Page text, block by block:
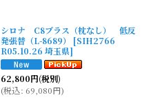
シロナ C8プラス（枕なし） 低反
発張替（L-8689）
[SIH2766
R05.10.26 埼玉県]
62,800円(税別)
(税込: 69,080円)